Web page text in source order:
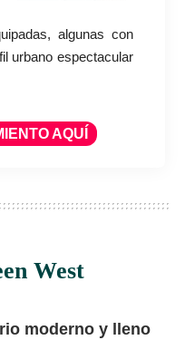
algunas con
urbano espectacular
AQUÍ
West
moderno y lleno